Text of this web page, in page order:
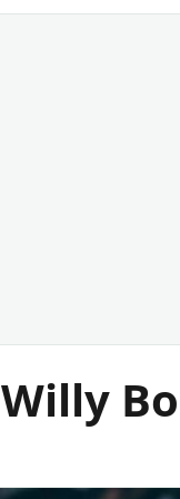
Willy